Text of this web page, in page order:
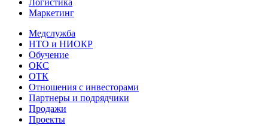
Логистика
Маркетинг
Медслужба
НТО и НИОКР
Обучение
ОКС
ОТК
Отношения с инвесторами
Партнеры и подрядчики
Продажи
Проекты